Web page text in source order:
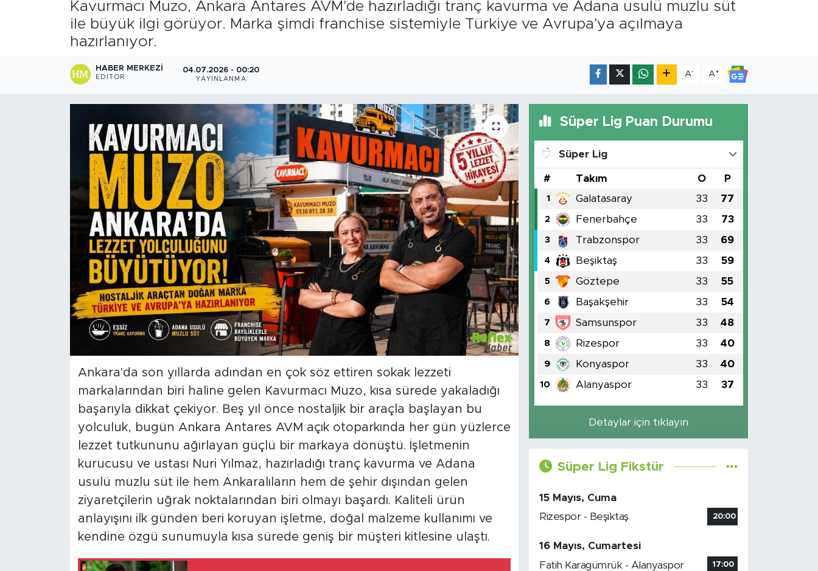
Kavurmacı Muzo, Ankara Antares AVM'de hazırladığı tranç kavurma ve Adana usulü muzlu süt
ile büyük ilgi görüyor. Marka şimdi franchise sistemiyle Türkiye ve Avrupa'ya açılmaya
hazırlanıyor.
HABER MERKEZI
EDITÖR
04.07.2026 - 00:20
YAYINLANMA
A- A+
Ankara'da son yıllarda adından en çok söz ettiren sokak lezzeti
markalarından biri haline gelen Kavurmacı Muzo, kısa sürede yakaladığı
başarıyla dikkat çekiyor. Beş yıl önce nostaljik bir araçla başlayan bu
yolculuk, bugün Ankara Antares AVM açık otoparkında her gün yüzlerce
lezzet tutkununu ağırlayan güçlü bir markaya dönüştü. İşletmenin
kurucusu ve ustası Nuri Yılmaz, hazırladığı tranç kavurma ve Adana
usulü muzlu süt ile hem Ankaralıların hem de şehir dışından gelen
ziyaretçilerin uğrak noktalarından biri olmayı başardı. Kaliteli ürün
anlayışını ilk günden beri koruyan işletme, doğal malzeme kullanımı ve
kendine özgü sunumuyla kısa sürede geniş bir müşteri kitlesine ulaştı.
Süper Lig Puan Durumu
Süper Lig
# Takım O P
1 Galatasaray 33 77
2 Fenerbahçe 33 73
3 Trabzonspor 33 69
4 Beşiktaş 33 59
5 Göztepe 33 55
6 Başakşehir 33 54
7 Samsunspor 33 48
8 Rizespor 33 40
9 Konyaspor 33 40
10 Alanyaspor 33 37
Detaylar için tıklayın
Süper Lig Fikstür
15 Mayıs, Cuma
Rizespor - Beşiktaş
20:00
16 Mayıs, Cumartesi
Fatih Karagümrük - Alanyaspor
17:00
Teknoloji